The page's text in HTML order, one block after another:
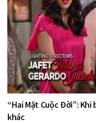
“Hai Mặt Cuộc Đời”:
khác